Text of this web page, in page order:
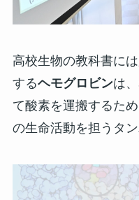
高校生物の教科書に
するヘモグロビンは
て酸素を運搬するた
の生命活動を担うタ